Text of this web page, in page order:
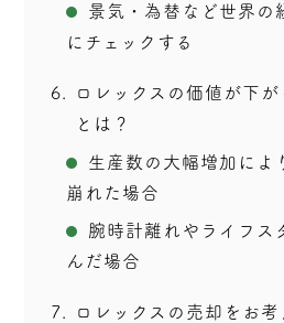
景気・為替など世界の
にチェックする
6
ロレックスの価値が下が
とは？
生産数の大幅増加によ
崩れた場合
腕時計離れやライフス
んだ場合
7
ロレックスの売却をお考